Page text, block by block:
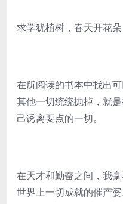
求学犹植树，春天开花朵
在所阅读的书本中找出
其他一切统统抛掉，就
己诱离要点的一切。
在天才和勤奋之间，我
世界上一切成就的催产婆